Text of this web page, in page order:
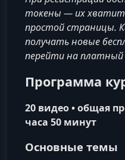
токены — их хватит
простой страницы.
получать новые
перейти на
Программа
20 видео • общая
часа 50 минут
Основные темы